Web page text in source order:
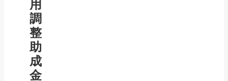
用
調
整
助
成
金